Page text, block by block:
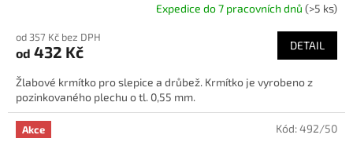
Expedice do 7 pracovních dnů (>5 ks)
od 357 Kč bez DPH
od 432 Kč DETAIL
Žlabové krmítko pro slepice a drůbež. Krmítko je vyrobeno z
pozinkovaného plechu o tl. 0,55 mm.
Akce Kód:492/50